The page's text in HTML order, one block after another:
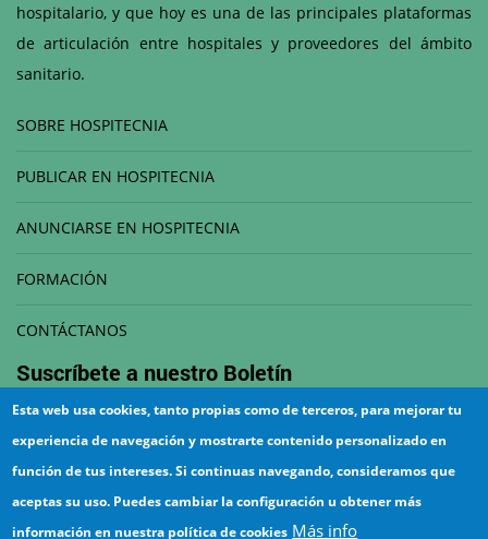
hospitalario, y que hoy es una de las principales plataformas
de articulación entre hospitales y proveedores del ámbito
sanitario.
SOBRE HOSPITECNIA
PUBLICAR EN HOSPITECNIA
ANUNCIARSE EN HOSPITECNIA
FORMACIÓN
CONTÁCTANOS
Suscríbete a nuestro Boletín
Esta web usa cookies, tanto propias como de terceros, para mejorar tu
experiencia de navegación y mostrarte contenido personalizado en
función de tus intereses. Si continuas navegando, consideramos que
aceptas su uso. Puedes cambiar la configuración u obtener más
información en nuestra política de cookies Más info